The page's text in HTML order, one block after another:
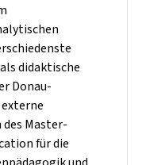
didaktische
Donau-
Master-
für die